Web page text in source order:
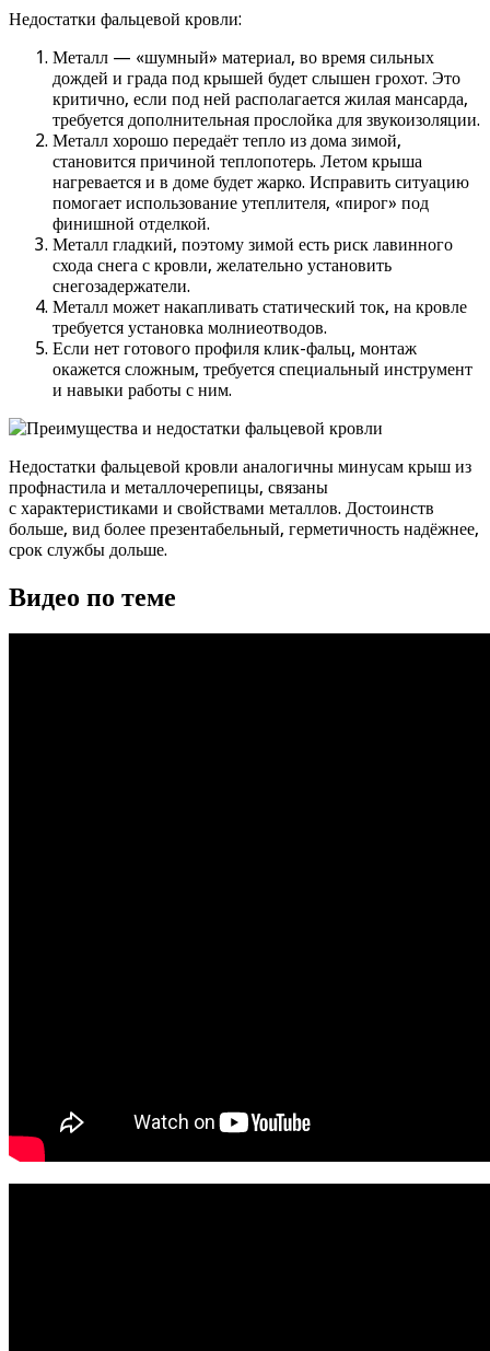
Недостатки фальцевой кровли:
Металл — «шумный» материал, во время сильных
дождей и града под крышей будет слышен грохот. Это
критично, если под ней располагается жилая мансарда,
требуется дополнительная прослойка для звукоизоляции.
Металл хорошо передаёт тепло из дома зимой,
становится причиной теплопотерь. Летом крыша
нагревается и в доме будет жарко. Исправить ситуацию
помогает использование утеплителя, «пирог» под
финишной отделкой.
Металл гладкий, поэтому зимой есть риск лавинного
схода снега с кровли, желательно установить
снегозадержатели.
Металл может накапливать статический ток, на кровле
требуется установка молниеотводов.
Если нет готового профиля клик-фальц, монтаж
окажется сложным, требуется специальный инструмент
и навыки работы с ним.
Недостатки фальцевой кровли аналогичны минусам крыш из
профнастила и металлочерепицы, связаны
с характеристиками и свойствами металлов. Достоинств
больше, вид более презентабельный, герметичность надёжнее,
срок службы дольше.
Видео по теме